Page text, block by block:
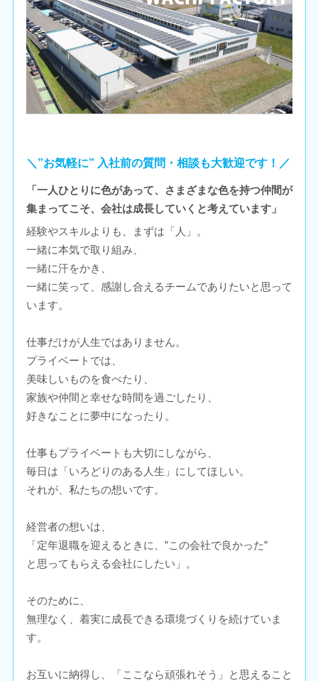
＼”お気軽に” 入社前の質問・相談も大歓迎です！／
「一人ひとりに色があって、さまざまな色を持つ仲間が
集まってこそ、会社は成長していくと考えています」
経験やスキルよりも、まずは「人」。
一緒に本気で取り組み、
一緒に汗をかき、
一緒に笑って、感謝し合えるチームでありたいと思って
います。
仕事だけが人生ではありません。
プライベートでは、
美味しいものを食べたり、
家族や仲間と幸せな時間を過ごしたり、
好きなことに夢中になったり。
仕事もプライベートも大切にしながら、
毎日は「いろどりのある人生」にしてほしい。
それが、私たちの想いです。
経営者の想いは、
「定年退職を迎えるときに、”この会社で良かった”
と思ってもらえる会社にしたい」。
そのために、
無理なく、着実に成長できる環境づくりを続けていま
す。
お互いに納得し、「ここなら頑張れそう」と思えること